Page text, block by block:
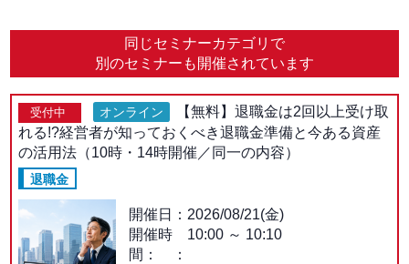
同じセミナーカテゴリで
別のセミナーも開催されています
受付中 オンライン
【無料】退職金は2回以上受け取
れる!?経営者が知っておくべき退職金準備と今ある資産
の活用法（10時・14時開催／同一の内容）
退職金
開催日
2026/08/21(金)
開催時
間：
10:00～ 10:10